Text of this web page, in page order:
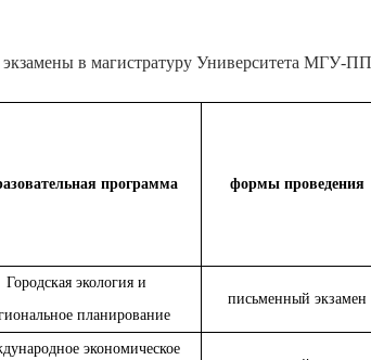
в магистратуру Университета МГУ-
программа формы проведения
Городская экология и
планирование
письменный экзамен
экономическое